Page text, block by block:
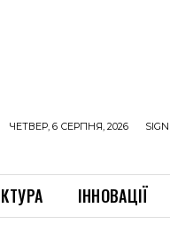
ЧЕТВЕР, 6 СЕРПНЯ, 2026
ІННОВАЦІЇ